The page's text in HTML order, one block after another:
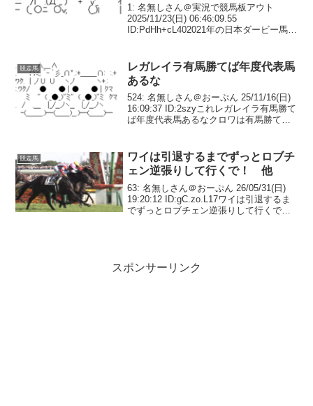
1: 名無しさん＠実況で競馬板アウト
2025/11/23(日) 06:46:09.55
ID:PdHh+cL402021年の日本ダービー馬シ
とが22日、明らかになっ...
競走馬
レガレイラ有馬勝てば年度代表馬
あるな
524: 名無しさん＠おーぷん 25/11/16(日)
16:09:37 ID:2szyこれレガレイラ有馬勝て
ば年度代表馬あるなクロワは有馬勝てば
しさん＠おーぷん...
競走馬
ワイは引退するまでずっとロブチ
ェン逆張りして行くで！ 他
63: 名無しさん＠おーぷん 26/05/31(日)
19:20:12 ID:gC.zo.L17ワイは引退するま
でずっとロブチェン逆張りして行くで！
スポンサーリンク